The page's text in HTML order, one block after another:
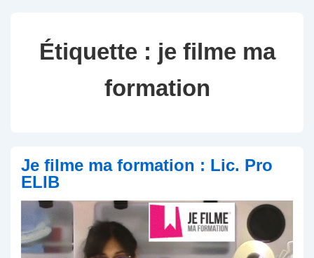
Étiquette : je filme ma
formation
Je filme ma formation : Lic. Pro
ELIB